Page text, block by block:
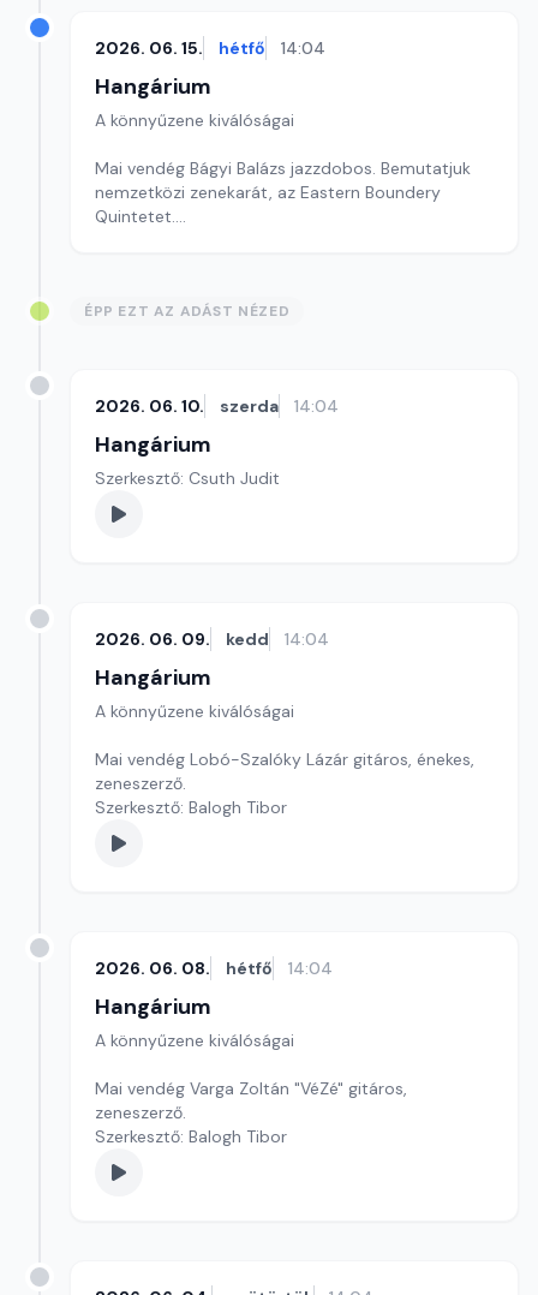
2026. 06. 15. hétfő 14:04
Hangárium
A könnyűzene kiválóságai
Mai vendég Bágyi Balázs jazzdobos. Bemutatjuk
nemzetközi zenekarát, az Eastern Boundery
Quintetet.
ÉPP EZT AZ ADÁST NÉZED
2026. 06. 10. szerda 14:04
Hangárium
Szerkesztő: Csuth Judit
2026. 06. 09. kedd 14:04
Hangárium
A könnyűzene kiválóságai
Mai vendég Lobó-Szalóky Lázár gitáros, énekes,
zeneszerző.
Szerkesztő: Balogh Tibor
2026. 06. 08. hétfő 14:04
Hangárium
A könnyűzene kiválóságai
Mai vendég Varga Zoltán "VéZé" gitáros,
zeneszerző.
Szerkesztő: Balogh Tibor